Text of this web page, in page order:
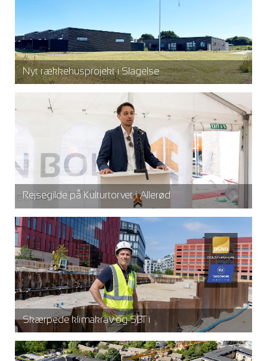
Nyt rækkehusprojekt i Slagelse
Rejsegilde på Kulturtorvet i Allerød
Skærpede klimakrav og SBTi